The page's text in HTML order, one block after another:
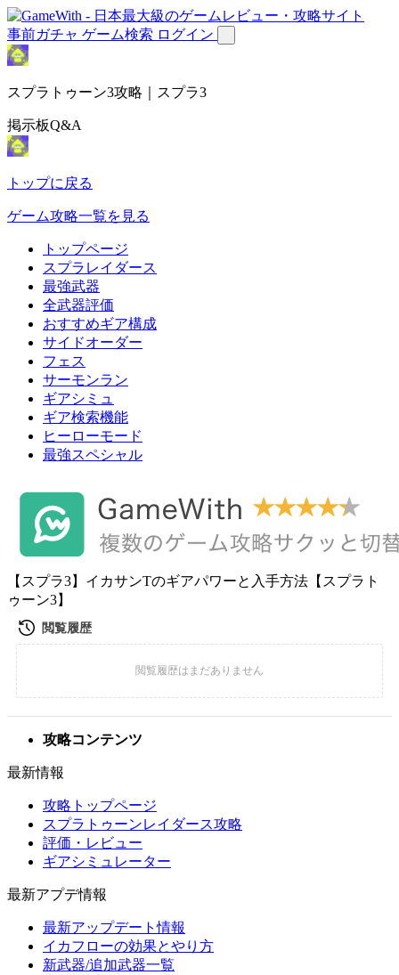
事前ガチャ ゲーム検索 ログイン
スプラトゥーン3攻略｜スプラ3
掲示板Q&A
トップに戻る
ゲーム攻略一覧を見る
トップページ
スプラレイダース
最強武器
全武器評価
おすすめギア構成
サイドオーダー
フェス
サーモンラン
ギアシミュ
ギア検索機能
ヒーローモード
最強スペシャル
【スプラ3】イカサンTのギアパワーと入手方法【スプラト
ゥーン3】
攻略コンテンツ
最新情報
攻略トップページ
スプラトゥーンレイダース攻略
評価・レビュー
ギアシミュレーター
最新アプデ情報
最新アップデート情報
イカフローの効果とやり方
新武器/追加武器一覧